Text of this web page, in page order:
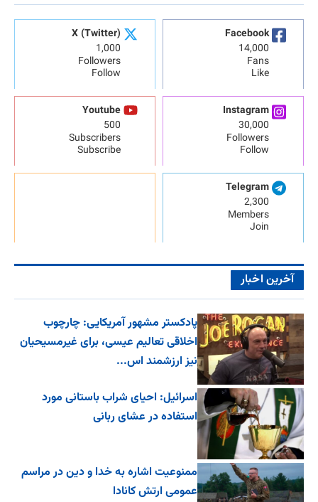
Facebook
14,000
Fans
Like
X (Twitter)
1,000
Followers
Follow
Instagram
30,000
Followers
Follow
Youtube
500
Subscribers
Subscribe
Telegram
2,300
Members
Join
آخرین اخبار
پادکستر مشهور آمریکایی: چارچوب
اخلاقی تعالیم عیسی، برای غیرمسیحیان
نیز ارزشمند اس...
اسرائیل: احیای شراب باستانی مورد
استفاده در عشای ربانی
ممنوعیت اشاره به خدا و دین در مراسم
عمومی ارتش کانادا